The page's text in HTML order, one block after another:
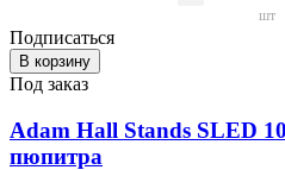
шт
Подписаться
В корзину
Под заказ
Adam Hall Stands SLED
пюпитра